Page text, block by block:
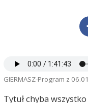
GIERMASZ-Program z
Tytuł chyba